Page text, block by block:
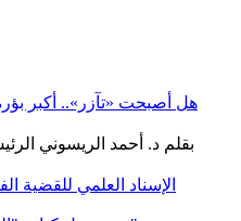
هل أصبحت «تآزر».. أكبر
الإسناد العلمي للقضية